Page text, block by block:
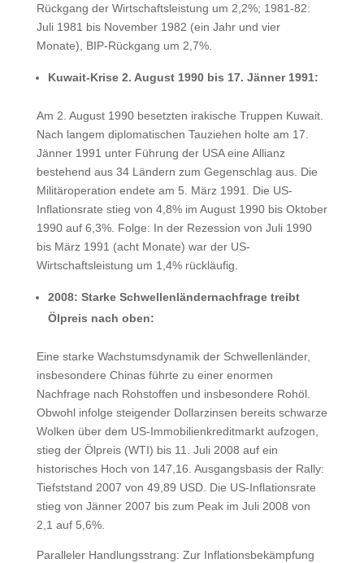
Rückgang der Wirtschaftsleistung um 2,2%; 1981-82:
Juli 1981 bis November 1982 (ein Jahr und vier
Monate), BIP-Rückgang um 2,7%.
Kuwait-Krise 2. August 1990 bis 17. Jänner 1991:
Am 2. August 1990 besetzten irakische Truppen Kuwait.
Nach langem diplomatischen Tauziehen holte am 17.
Jänner 1991 unter Führung der USA eine Allianz
bestehend aus 34 Ländern zum Gegenschlag aus. Die
Militäroperation endete am 5. März 1991. Die US-
Inflationsrate stieg von 4,8% im August 1990 bis Oktober
1990 auf 6,3%. Folge: In der Rezession von Juli 1990
bis März 1991 (acht Monate) war der US-
Wirtschaftsleistung um 1,4% rückläufig.
2008: Starke Schwellenländernachfrage treibt
Ölpreis nach oben:
Eine starke Wachstumsdynamik der Schwellenländer,
insbesondere Chinas führte zu einer enormen
Nachfrage nach Rohstoffen und insbesondere Rohöl.
Obwohl infolge steigender Dollarzinsen bereits schwarze
Wolken über dem US-Immobilienkreditmarkt aufzogen,
stieg der Ölpreis (WTI) bis 11. Juli 2008 auf ein
historisches Hoch von 147,16. Ausgangsbasis der Rally:
Tiefststand 2007 von 49,89 USD. Die US-Inflationsrate
stieg von Jänner 2007 bis zum Peak im Juli 2008 von
2,1 auf 5,6%.
Paralleler Handlungsstrang: Zur Inflationsbekämpfung